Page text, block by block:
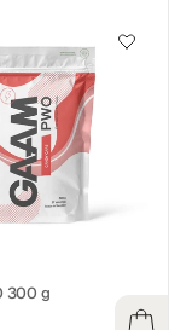
300 g